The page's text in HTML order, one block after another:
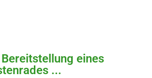
eines
...